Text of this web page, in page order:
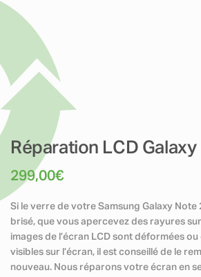
Réparation LCD
299,00€
Si le verre de votre Samsung Galaxy Note
brisé, que vous apercevez des rayures sur
images de l’écran LCD sont déformées
visibles sur l’écran, il est conseillé de le
nouveau. Nous réparons votre écran en